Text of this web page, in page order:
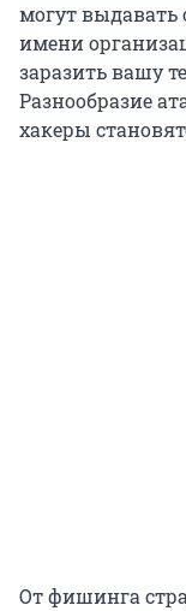
могут выдавать
имени
заразить вашу
Разнообразие
хакеры
От фишинга